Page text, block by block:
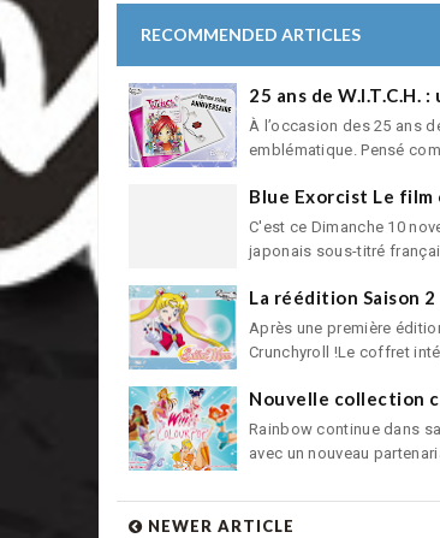
RECOMMENDED ARTICLES
25 ans de
À l’occasion des 25 ans
emblématique. Pensé
Blue Exorcist Le film
C'est ce Dimanche 10
japonais sous-titré
La réédition Saison
Après une première
Crunchyroll !Le coffret
Nouvelle collection
Rainbow continue dans
avec un nouveau
NEWER ARTICLE